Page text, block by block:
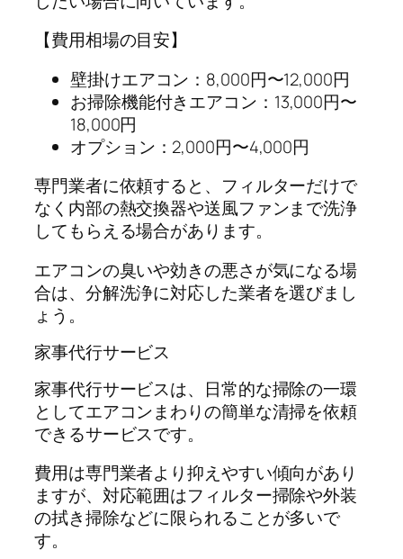
【費用相場の目安】
壁掛けエアコン：8,000円〜12,000円
お掃除機能付きエアコン：13,000円〜
18,000円
オプション：2,000円〜4,000円
専門業者に依頼すると、フィルターだけで
なく内部の熱交換器や送風ファンまで洗浄
してもらえる場合があります。
エアコンの臭いや効きの悪さが気になる場
合は、分解洗浄に対応した業者を選びまし
ょう。
家事代行サービス
家事代行サービスは、日常的な掃除の一環
としてエアコンまわりの簡単な清掃を依頼
できるサービスです。
費用は専門業者より抑えやすい傾向があり
ますが、対応範囲はフィルター掃除や外装
の拭き掃除などに限られることが多いで
す。